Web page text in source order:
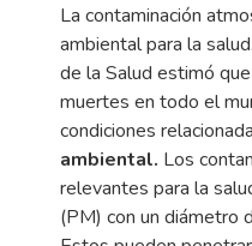
La contaminación
ambiental para la
de la Salud estimó
muertes en todo el
condiciones
ambiental. Los
relevantes para la
(PM) con un diámetro